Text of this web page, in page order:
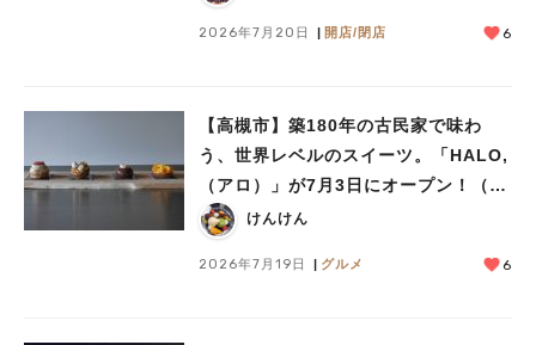
2026年7月20日 開店/閉店 6
【高槻市】築180年の古民家で味わ
う、世界レベルのスイーツ。「HALO,
（アロ）」が7月3日にオープン！（教
えたい/教えて）
けんけん
2026年7月19日 グルメ 6